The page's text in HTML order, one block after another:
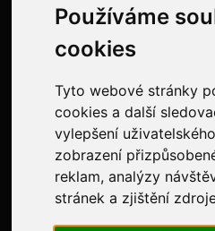
Používáme
cookies
Tyto webové stránky
cookies a další
vylepšení
zobrazení
reklam, analýzy
stránek a zjištění
Ochrana osobních údajů
Evidence tržeb
NAJDETE NÁS NA: